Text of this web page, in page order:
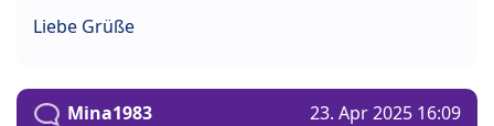
Liebe Grüße
Mina1983 23. Apr 2025 16:09